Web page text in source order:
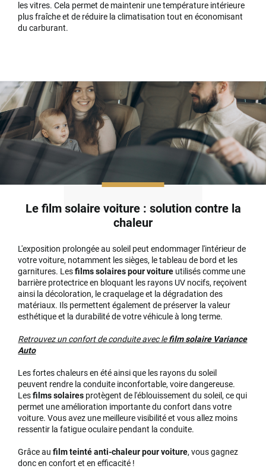
les vitres. Cela permet de maintenir une température intérieure
plus fraîche et de réduire la climatisation tout en économisant
du carburant.
Le film solaire voiture : solution contre la
chaleur
L'exposition prolongée au soleil peut endommager l'intérieur de
votre voiture, notamment les sièges, le tableau de bord et les
garnitures. Lesfilms solaires pour voiture utilisés comme une
barrière protectrice en bloquant les rayons UV nocifs, reçoivent
ainsi la décoloration, le craquelage et la dégradation des
matériaux. Ils permettent également de préserver la valeur
esthétique et la durabilité de votre véhicule à long terme.
Retrouvez un confort de conduite avec lefilm solaire Variance
Auto
Les fortes chaleurs en été ainsi que les rayons du soleil
peuvent rendre la conduite inconfortable, voire dangereuse.
Lesfilms solaires protègent de l'éblouissement du soleil, ce qui
permet une amélioration importante du confort dans votre
voiture. Vous avez une meilleure visibilité et vous allez moins
ressentir la fatigue oculaire pendant la conduite.
Grâce aufilm teinté anti-chaleur pour voiture, vous gagnez
donc en confort et en efficacité !